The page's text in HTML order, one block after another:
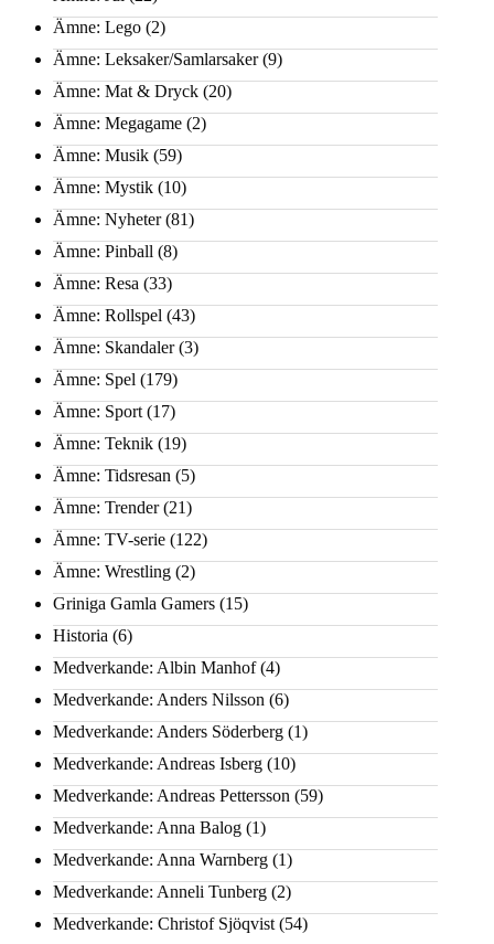
Ämne: Lego (2)
Ämne: Leksaker/Samlarsaker(9)
Ämne: Mat & Dryck (20)
Ämne: Megagame (2)
Ämne: Musik (59)
Ämne: Mystik (10)
Ämne: Nyheter(81)
Ämne: Pinball (8)
Ämne: Resa (33)
Ämne: Rollspel (43)
Ämne: Skandaler(3)
Ämne: Spel (179)
Ämne: Sport (17)
Ämne: Teknik (19)
Ämne: Tidsresan (5)
Ämne: Trender(21)
Ämne: TV-serie (122)
Ämne: Wrestling (2)
Griniga Gamla Gamers (15)
Historia (6)
Medverkande: Albin Manhof(4)
Medverkande: Anders Nilsson (6)
Medverkande: Anders Söderberg (1)
Medverkande: Andreas Isberg (10)
Medverkande: Andreas Pettersson (59)
Medverkande: Anna Balog (1)
Medverkande: Anna Warnberg (1)
Medverkande: Anneli Tunberg (2)
Medverkande: Christof Sjöqvist (54)